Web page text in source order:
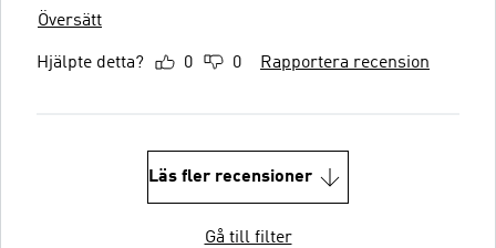
Översätt
Hjälpte detta? 0 0 Rapportera recension
Läs fler recensioner
Gå till filter